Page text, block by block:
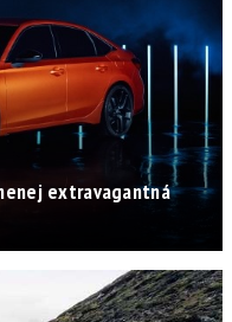
extravagantná